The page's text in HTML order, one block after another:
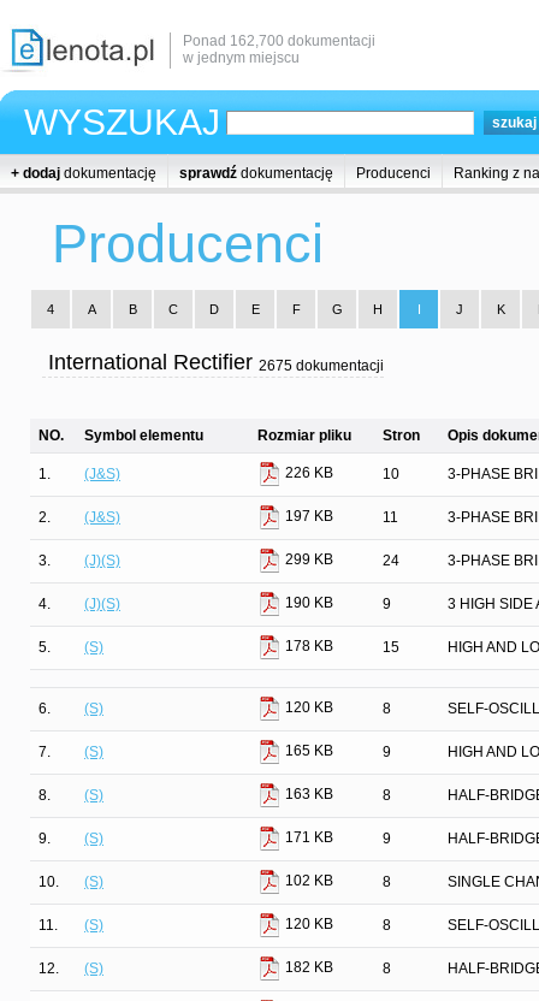
Ponad 162,700 dokumentacji
w jednym miejscu
WYSZUKAJ
+ dodaj dokumentację sprawdź dokumentację Producenci Ranking z
Producenci
4 A B C D E F G H I J K
International Rectifier 2675 dokumentacji
NO. Symbol elementu Rozmiar pliku Stron Opis
1. (J&S) 226 KB 10 3-PHASE
2. (J&S) 197 KB 11 3-PHASE
3. (J)(S) 299 KB 24 3-PHASE
4. (J)(S) 190 KB 9 3 HIGH SIDE
5. (S) 178 KB 15 HIGH AND
6. (S) 120 KB 8 SELF-
7. (S) 165 KB 9 HIGH AND
8. (S) 163 KB 8 HALF-
9. (S) 171 KB 9 HALF-
10. (S) 102 KB 8 SINGLE
11. (S) 120 KB 8 SELF-
12. (S) 182 KB 8 HALF-